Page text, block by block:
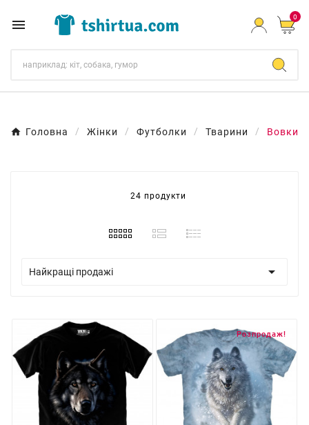
 0
Головна Жінки Футболки Тварини Вовки
24 продукти
Найкращі продажі 
Розпродаж!